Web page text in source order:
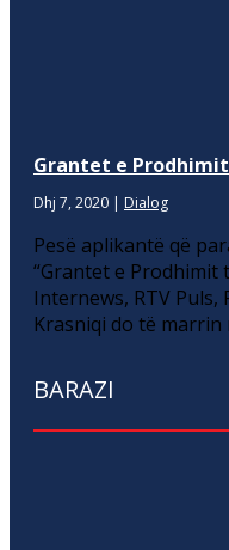
Grantet e
Dhj 7, 2020 | Dialog
Pesë aplikantë që
“Grantet e Prodhimit
Internews, RTV Puls,
Krasniqi do të marrin
BARAZI